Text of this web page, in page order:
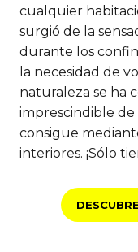
cualquier
surgió de la
durante los
la necesidad de
naturaleza se ha
imprescindible de
consigue
interiores. ¡Sólo